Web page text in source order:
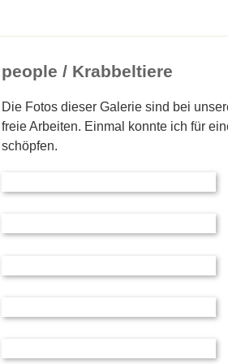
people / Krabbeltiere
Die Fotos dieser Galerie sind bei
freie Arbeiten. Einmal konnte ich für
schöpfen.